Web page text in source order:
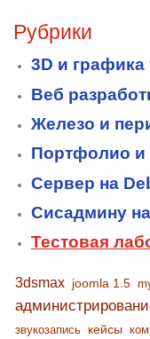
Рубрики
3D и графика
Веб
Железо и
Портфолио и
Сервер на
Сисадмину
Тестовая
3dsmax joomla 1.5
звукозапись кейсы